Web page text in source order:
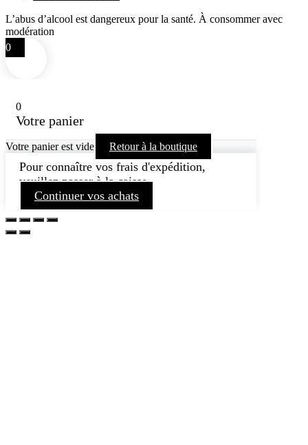
L’abus d’alcool est dangereux pour la santé. À consommer avec
modération
0
0
Votre panier
Votre panier est vide Retour à la boutique
Pour connaître vos frais d'expédition,
veuillez passer à la caisse.
Continuer vos achats